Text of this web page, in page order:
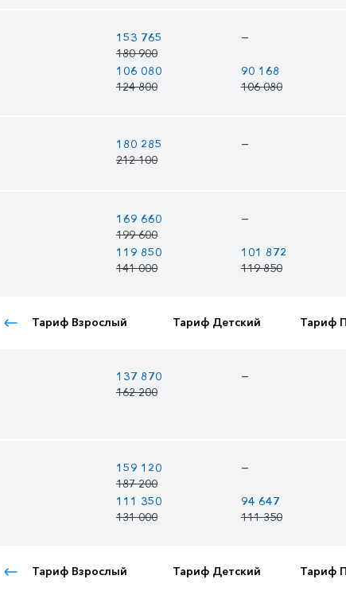
153 765
180 900
—
106 080
124 800
90 168
106 080
180 285
212 100
—
169 660
199 600
—
119 850
141 000
101 872
119 850
Тариф Взрослый Тариф Детский Тариф
137 870
162 200
—
159 120
187 200
—
111 350
131 000
94 647
111 350
Тариф Взрослый Тариф Детский Тариф